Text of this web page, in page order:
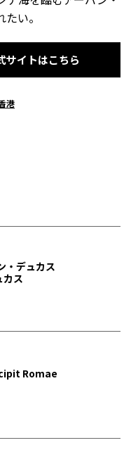
い。
イトはこちら
港
・デュカス
カス
Romae